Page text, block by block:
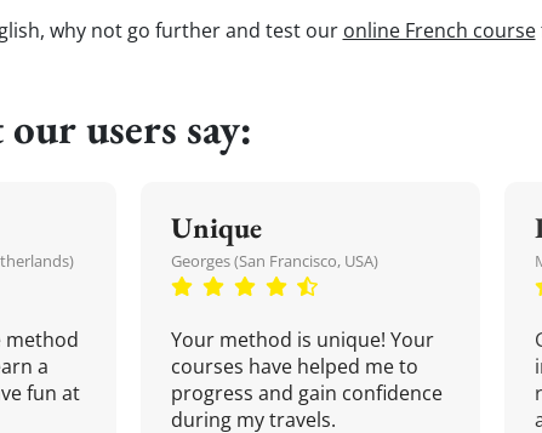
why not go further and test our online French course
users say:
method
a
fun at
Unique
Georges (San Francisco, USA)
Your method is unique! Your
courses have helped me to
progress and gain confidence
during my travels.